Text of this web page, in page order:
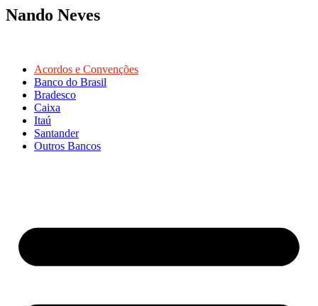
Nando Neves
Acordos e Convenções
Banco do Brasil
Bradesco
Caixa
Itaú
Santander
Outros Bancos